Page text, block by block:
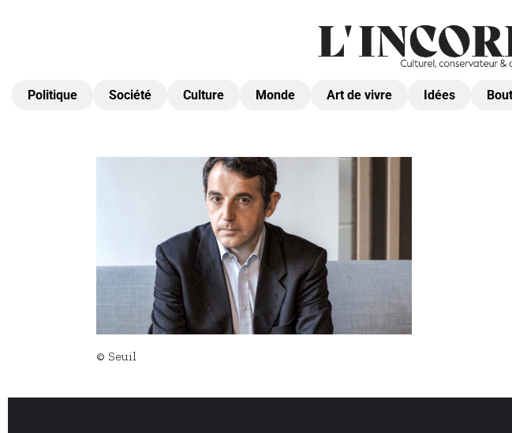
Politique Société Culture Monde Art de vivre Idées
© Seuil